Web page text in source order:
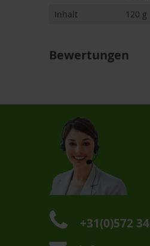
Inhalt
120 g
Bewertungen
+31(0)572